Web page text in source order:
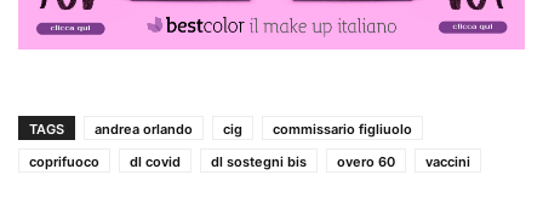
TAGS andrea orlando cig
commissario figliuolo
coprifuoco
dl covid dl sostegni bis overo 60 vaccini